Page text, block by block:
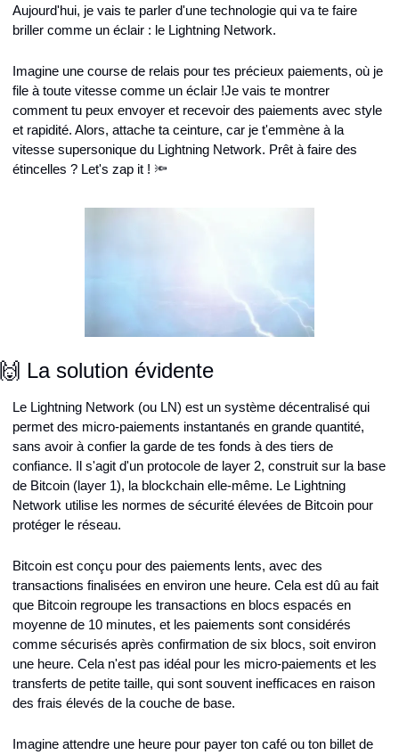
Aujourd'hui, je vais te parler d'une technologie qui va te faire
briller comme un éclair : le Lightning Network.
Imagine une course de relais pour tes précieux paiements, où je
file à toute vitesse comme un éclair !Je vais te montrer
comment tu peux envoyer et recevoir des paiements avec style
et rapidité. Alors, attache ta ceinture, car je t'emmène à la
vitesse supersonique du Lightning Network. Prêt à faire des
étincelles ? Let's zap it ! 🔦
🙌 La solution évidente
Le Lightning Network (ou LN) est un système décentralisé qui
permet des micro-paiements instantanés en grande quantité,
sans avoir à confier la garde de tes fonds à des tiers de
confiance. Il s'agit d'un protocole de layer 2, construit sur la base
de Bitcoin (layer 1), la blockchain elle-même. Le Lightning
Network utilise les normes de sécurité élevées de Bitcoin pour
protéger le réseau.
Bitcoin est conçu pour des paiements lents, avec des
transactions finalisées en environ une heure. Cela est dû au fait
que Bitcoin regroupe les transactions en blocs espacés en
moyenne de 10 minutes, et les paiements sont considérés
comme sécurisés après confirmation de six blocs, soit environ
une heure. Cela n'est pas idéal pour les micro-paiements et les
transferts de petite taille, qui sont souvent inefficaces en raison
des frais élevés de la couche de base.
Imagine attendre une heure pour payer ton café ou ton billet de